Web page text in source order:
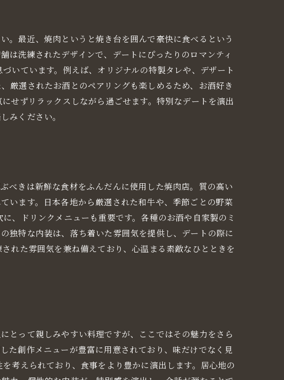
。最近、焼肉というと焼き台を囲んで豪快に食べるという
は洗練されたデザインで、デートにぴったりのロマンティ
いています。例えば、オリジナルの特製タレや、デザート
厳選されたお酒とのペアリングも楽しめるため、お酒好き
せずリラックスしながら過ごせます。特別なデートを演出
みください。
べきは新鮮な食材をふんだんに使用した焼肉店。質の高い
います。日本各地から厳選された和牛や、季節ごとの野菜
、ドリンクメニューも重要です。各種のお酒や自家製のミ
独特な内装は、落ち着いた雰囲気を提供し、デートの際に
れた雰囲気を兼ね備えており、心温まる素敵なひとときを
とって親しみやすい料理ですが、ここではその魅力をさら
た創作メニューが豊富に用意されており、味だけでなく見
考えられており、食事をより豊かに演出します。居心地の